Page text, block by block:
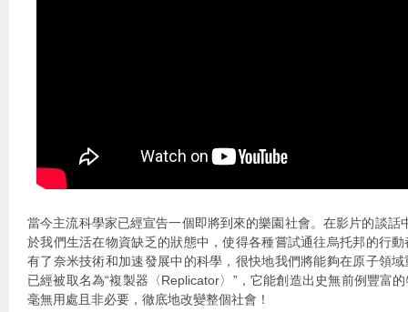
當今主流科學家已經宣告一個即將到來的樂園社會。在影片的談話
於我們生活在物資缺乏的狀態中，使得各種嘗試通往烏托邦的行
有了奈米技術和加速發展中的科學，很快地我們將能夠在原子領
已經被取名為“複製器〈Replicator〉”，它能創造出史無前例豐富
毫無用處且非必要，徹底地改變整個社會！